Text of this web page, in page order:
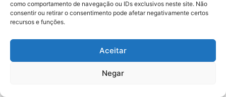
como comportamento de navegação ou IDs exclusivos neste site. Não
consentir ou retirar o consentimento pode afetar negativamente certos
recursos e funções.
Aceitar
Negar
Acidente: A caminho do trabalho
professora se envolve em